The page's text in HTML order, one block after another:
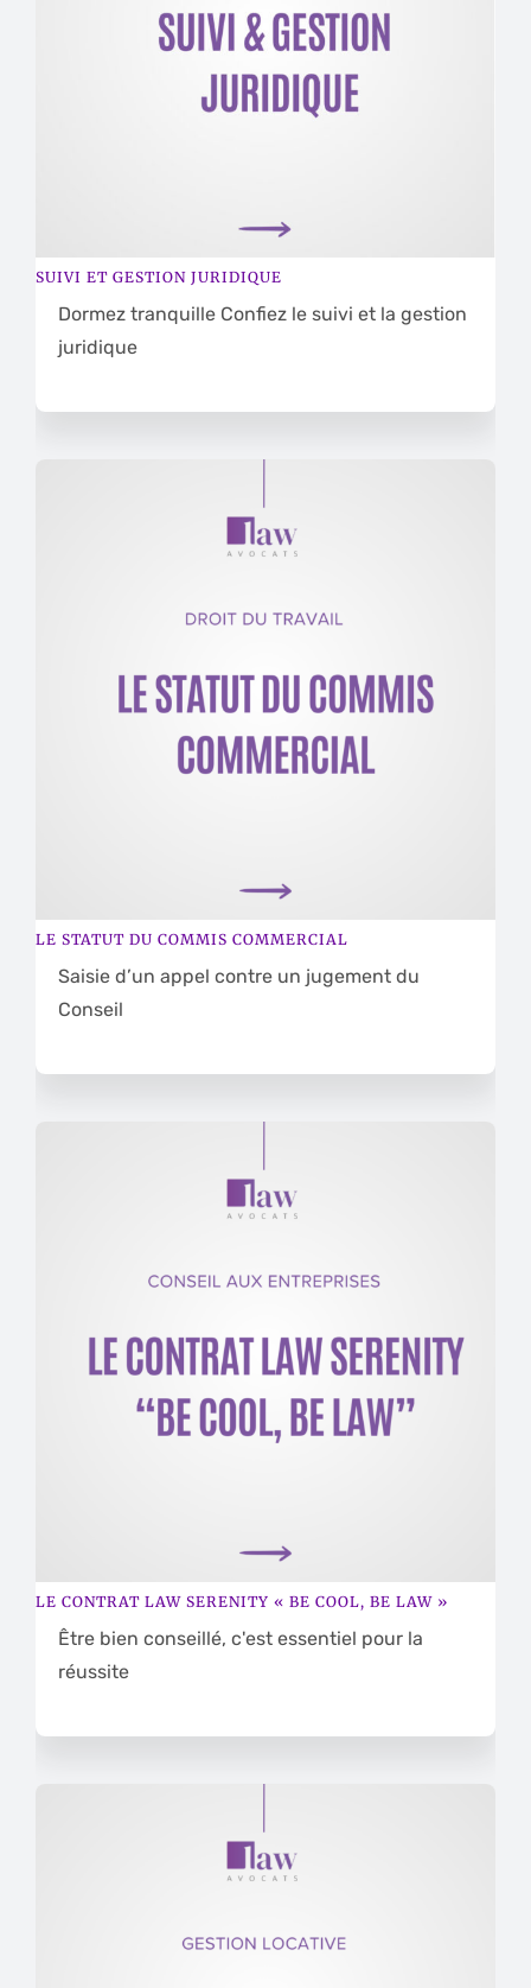
SUIVI ET GESTION JURIDIQUE
Dormez tranquille Confiez le suivi et la gestion
juridique
LE STATUT DU COMMIS COMMERCIAL
Saisie d’un appel contre un jugement du
Conseil
LE CONTRAT LAW SERENITY « BE COOL, BE LAW »
Être bien conseillé, c'est essentiel pour la
réussite